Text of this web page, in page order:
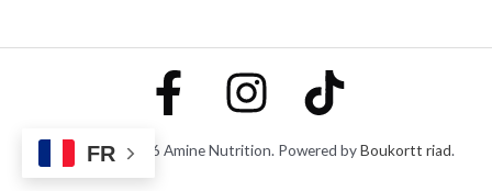
Copyright © 2026 Amine Nutrition. Powered byBoukortt riad.
FR